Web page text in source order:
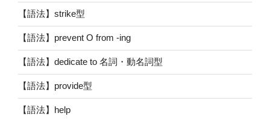
【語法】strike型
【語法】prevent O from -ing
【語法】dedicate to 名詞・動名詞型
【語法】provide型
【語法】help